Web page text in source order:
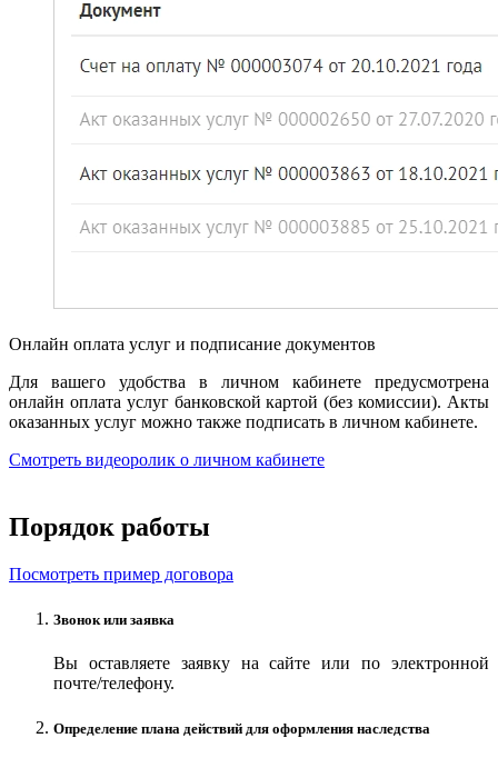
Онлайн оплата услуг и подписание документов
Для вашего удобства в личном кабинете предусмотрена
онлайн оплата услуг банковской картой (без комиссии). Акты
оказанных услуг можно также подписать в личном кабинете.
Смотреть видеоролик о личном кабинете
Порядок работы
Посмотреть пример договора
Звонок или заявка
Вы оставляете заявку на сайте или по электронной
почте/телефону.
Определение плана действий для оформления наследства